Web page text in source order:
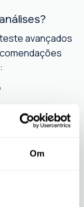
Om
avançados
Pode planear a
o risco